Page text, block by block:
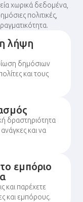
χωρικά δεδομένα,
πολιτικές,
λήψη
δημόσιων
και τους
δραστηριότητα
και να
εμπόριο
και παρέχετε
και εμπόρους.